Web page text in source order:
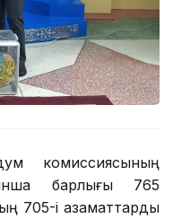
комиссиясының
барлығы 765
705-і азаматтарды